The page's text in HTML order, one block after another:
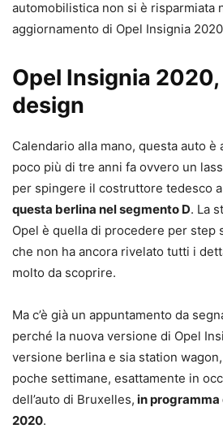
automobilistica non si è risparmiata
aggiornamento di Opel Insignia
Opel Insignia
design
Calendario alla mano, questa auto è
poco più di tre anni fa ovvero un
per spingere il costruttore tedesco
questa berlina nel segmento D. La
Opel è quella di procedere per step
che non ha ancora rivelato tutti i
molto da scoprire.
Ma c’è già un appuntamento da
perché la nuova versione di Opel
versione berlina e sia station
poche settimane, esattamente in
dell’auto di Bruxelles, in programma
2020.